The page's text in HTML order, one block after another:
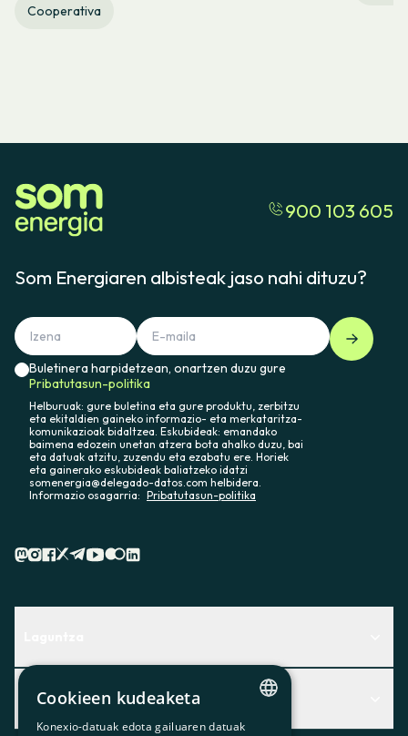
Cooperativa
900 103 605
Som Energiaren albisteak jaso nahi dituzu?
Buletinera harpidetzean, onartzen duzu gure
Pribatutasun-politika
Helburuak: gure buletina eta gure produktu, zerbitzu
eta ekitaldien gaineko informazio- eta merkataritza-
komunikazioak bidaltzea. Eskubideak: emandako
baimena edozein unetan atzera bota ahalko duzu, bai
eta datuak atzitu, zuzendu eta ezabatu ere. Horiek
eta gainerako eskubideak baliatzeko idatzi
somenergia@delegado-datos.com helbidera.
Informazio osagarria: Pribatutasun-politika
Centro de Ayuda
Aurkitu zerbitzurik egokiena zuretzat
Albisteak
Cookieen kudeaketa
Konexio-datuak edota gailuaren datuak